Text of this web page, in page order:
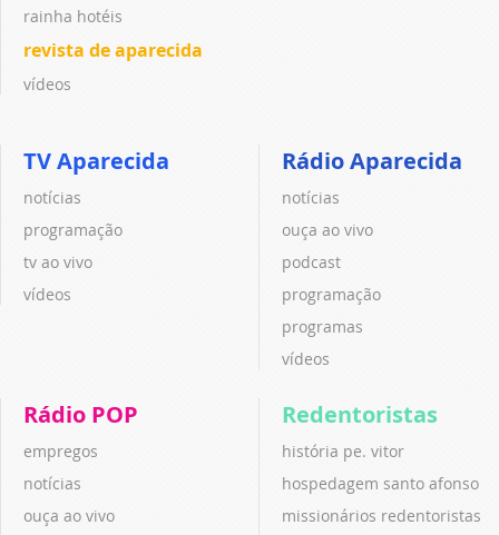
rainha hotéis
revista de aparecida
vídeos
TV Aparecida
notícias
programação
tv ao vivo
vídeos
Rádio Aparecida
notícias
ouça ao vivo
podcast
programação
programas
vídeos
Rádio POP
empregos
notícias
ouça ao vivo
Redentoristas
história pe. vitor
hospedagem santo afonso
missionários redentoristas